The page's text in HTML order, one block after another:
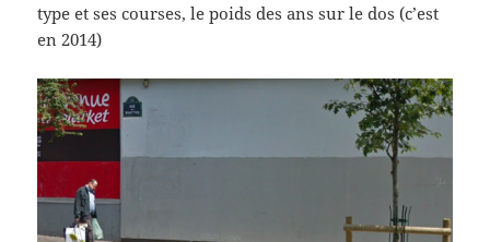
type et ses courses, le poids des ans sur le dos (c’est
en 2014)